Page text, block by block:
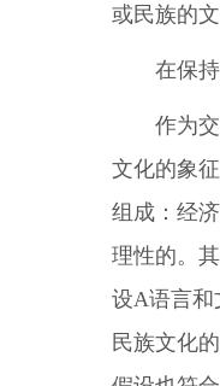
或民族的
在保
作为
文化的象
组成：经
理性的。
设A语言和
民族文化